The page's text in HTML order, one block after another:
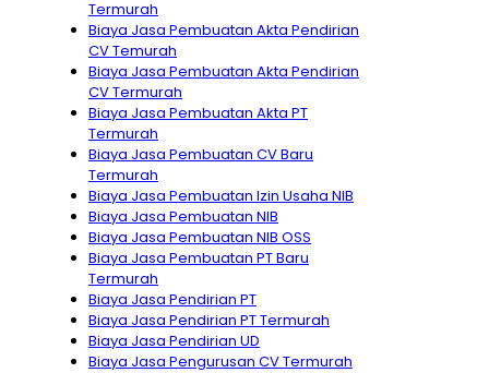
Termurah
Biaya Jasa Pembuatan Akta Pendirian
CV Temurah
Biaya Jasa Pembuatan Akta Pendirian
CV Termurah
Biaya Jasa Pembuatan Akta PT
Termurah
Biaya Jasa Pembuatan CV Baru
Termurah
Biaya Jasa Pembuatan Izin Usaha NIB
Biaya Jasa Pembuatan NIB
Biaya Jasa Pembuatan NIB OSS
Biaya Jasa Pembuatan PT Baru
Termurah
Biaya Jasa Pendirian PT
Biaya Jasa Pendirian PT Termurah
Biaya Jasa Pendirian UD
Biaya Jasa Pengurusan CV Termurah